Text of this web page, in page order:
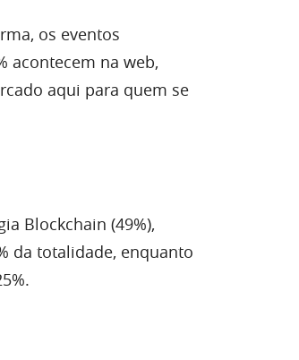
os eventos
acontecem na web,
aqui para quem se
Blockchain (49%),
da totalidade, enquanto